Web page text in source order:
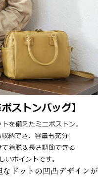
ドットの凹凸デザインが